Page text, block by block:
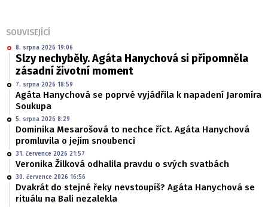
SOUVISEJÍCÍ
8. srpna 2026 19:06
Slzy nechyběly. Agáta Hanychová si připomněla
zásadní životní moment
7. srpna 2026 18:59
Agáta Hanychová se poprvé vyjádřila k napadení Jaromíra
Soukupa
5. srpna 2026 8:29
Dominika Mesarošová to nechce říct. Agáta Hanychová
promluvila o jejím snoubenci
31. července 2026 21:57
Veronika Žilková odhalila pravdu o svých svatbách
30. července 2026 16:56
Dvakrát do stejné řeky nevstoupíš? Agáta Hanychová se
rituálu na Bali nezalekla